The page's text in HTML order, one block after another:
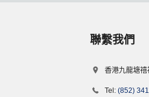
聯繫我們
香港九龍塘
Tel: (852)